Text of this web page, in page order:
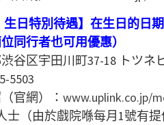
生日特別待遇】 在生日的日
同行者也可用優惠）
谷区宇田川町37-18 トツネ
5503
官網）： www.uplink.co.jp/
士（由於戲院喺每月1號有